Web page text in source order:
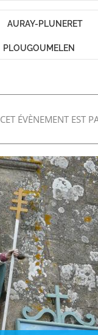
AURAY-PLUNERET
PLOUGOUMELEN
CET ÉVÈNEMENT EST